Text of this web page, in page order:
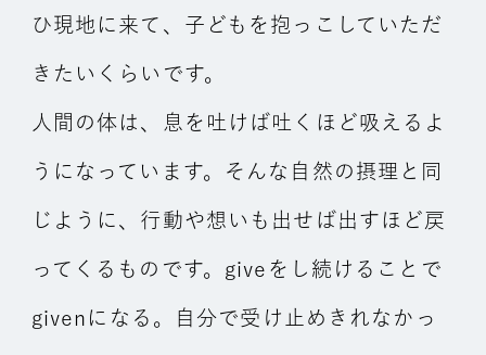
ひ現地に来て、子どもを抱っこしていただ
きたいくらいです。
人間の体は、息を吐けば吐くほど吸えるよ
うになっています。そんな自然の摂理と同
じように、行動や想いも出せば出すほど戻
ってくるものです。giveをし続けることで
givenになる。自分で受け止めきれなかっ